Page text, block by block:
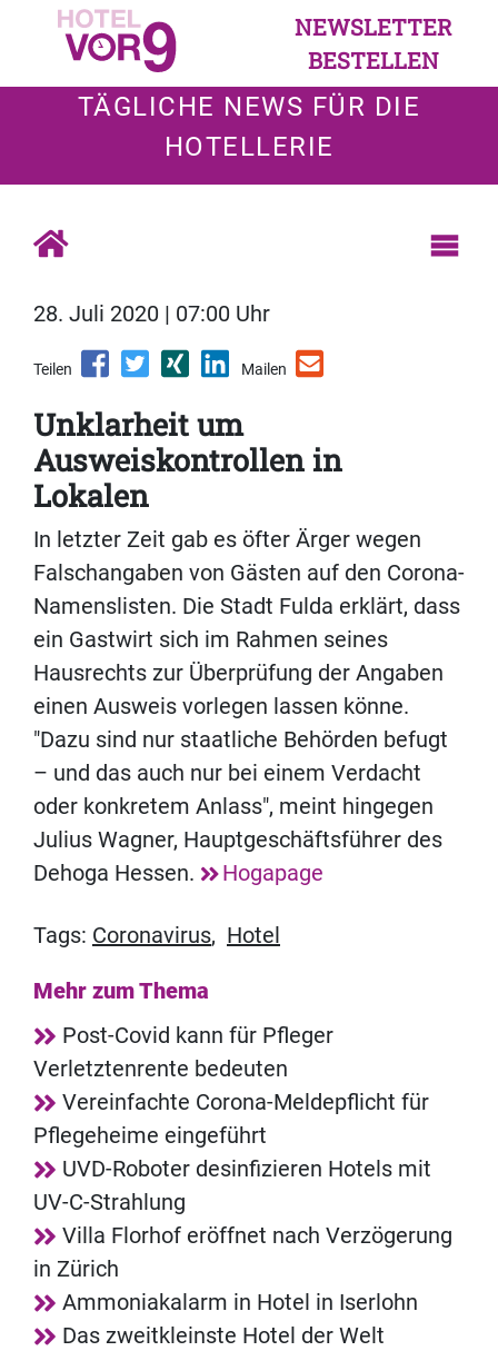
NEWSLETTER
BESTELLEN
TÄGLICHE NEWS FÜR DIE
HOTELLERIE
28. Juli 2020 | 07:00 Uhr
Teilen Mailen
Unklarheit um
Ausweiskontrollen in
Lokalen
In letzter Zeit gab es öfter Ärger wegen
Falschangaben von Gästen auf den Corona-
Namenslisten. Die Stadt Fulda erklärt, dass
ein Gastwirt sich im Rahmen seines
Hausrechts zur Überprüfung der Angaben
einen Ausweis vorlegen lassen könne.
"Dazu sind nur staatliche Behörden befugt
– und das auch nur bei einem Verdacht
oder konkretem Anlass", meint hingegen
Julius Wagner, Hauptgeschäftsführer des
Dehoga Hessen.
Hogapage
Tags: Coronavirus, Hotel
Mehr zum Thema
Post-Covid kann für Pfleger
Verletztenrente bedeuten
Vereinfachte Corona-Meldepflicht für
Pflegeheime eingeführt
UVD-Roboter desinfizieren Hotels mit
UV-C-Strahlung
Villa Florhof eröffnet nach Verzögerung
in Zürich
Ammoniakalarm in Hotel in Iserlohn
Das zweitkleinste Hotel der Welt